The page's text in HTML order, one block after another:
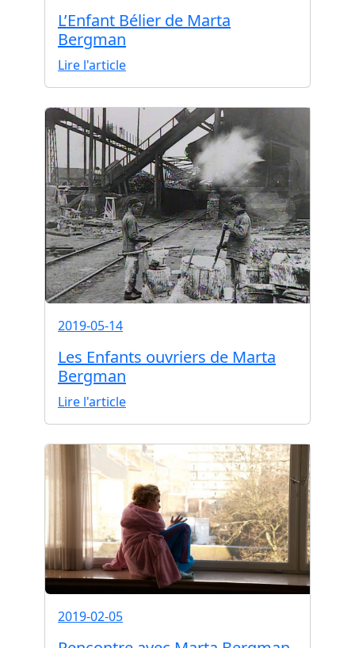
L’Enfant Bélier de Marta
Bergman
Lire l'article
2019-05-14
Les Enfants ouvriers de Marta
Bergman
Lire l'article
2019-02-05